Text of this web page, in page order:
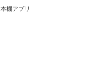
本棚アプリ